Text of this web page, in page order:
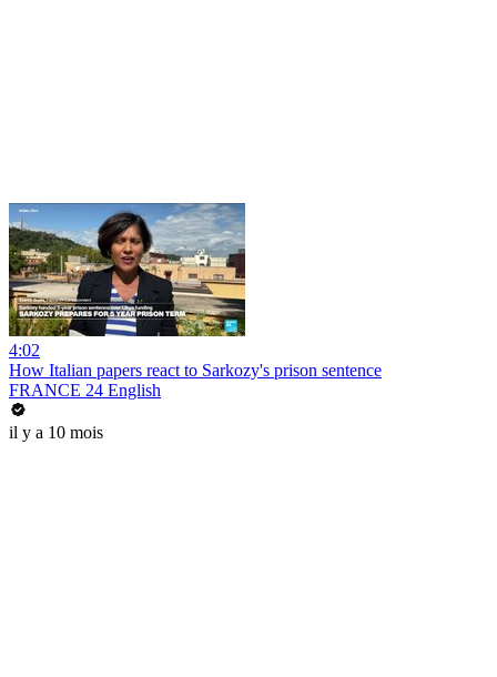
4:02
How Italian papers react to Sarkozy's prison sentence
FRANCE 24 English
il y a 10 mois